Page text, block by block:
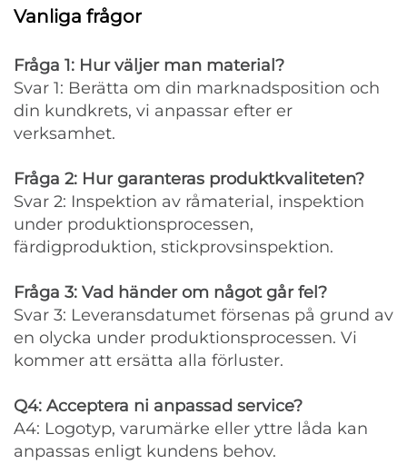
Vanliga frågor
Fråga 1: Hur väljer man material?
Svar 1: Berätta om din marknadsposition och
din kundkrets, vi anpassar efter er
verksamhet.
Fråga 2: Hur garanteras produktkvaliteten?
Svar 2: Inspektion av råmaterial, inspektion
under produktionsprocessen,
färdigproduktion, stickprovsinspektion.
Fråga 3: Vad händer om något går fel?
Svar 3: Leveransdatumet försenas på grund av
en olycka under produktionsprocessen. Vi
kommer att ersätta alla förluster.
Q4: Acceptera ni anpassad service?
A4: Logotyp, varumärke eller yttre låda kan
anpassas enligt kundens behov.